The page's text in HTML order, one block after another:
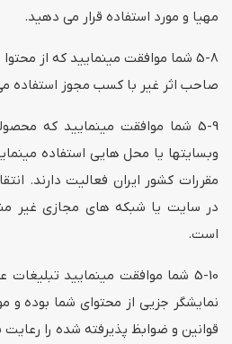
مهیا و مورد استفاده قرار می دهید.
5-8 شما موافقت مینمایید که از
صاحب اثر غیر با کسب مجوز استفاده
وبسایتها یا محل هایی استفاده
مقررات کشور ایران فعالیت دارند.
در سایت یا شبکه های مجازی غیر
است.
5-10 شما موافقت مینمایید
نمایشگر جزیی از محتوای شما
قوانین و ضوابظ پذیرفته شده را رعایت